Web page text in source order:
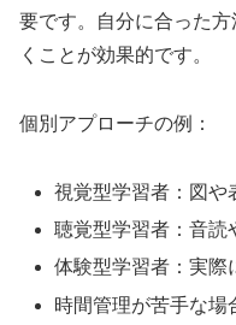
要です。自分に合った
くことが効果的です。
個別アプローチの例：
視覚型学習者：図や
聴覚型学習者：音読
体験型学習者：実際
時間管理が苦手な場